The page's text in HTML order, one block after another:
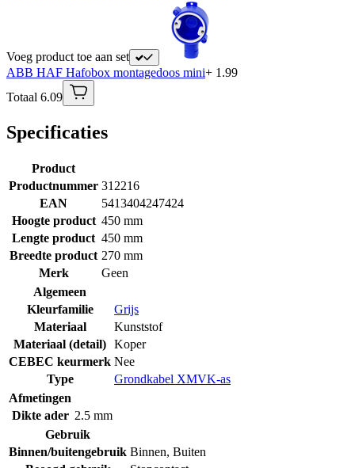
Voeg product toe aan set
ABB HAF Hafobox montagedoos mini+ 1.99
Totaal 6.09
Specificaties
Product
Productnummer 312216
EAN
5413404247424
Hoogte product 450 mm
Lengte product 450 mm
Breedte product 270 mm
Merk
Geen
Algemeen
Kleurfamilie
Grijs
Materiaal
Kunststof
Materiaal (detail) Koper
CEBEC keurmerk Nee
Type
Grondkabel XMVK-as
Afmetingen
Dikte ader 2.5 mm
Gebruik
Binnen/buitengebruik Binnen, Buiten